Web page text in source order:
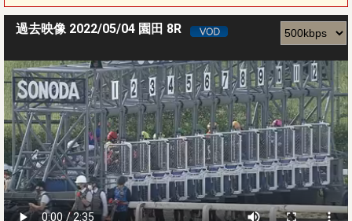
過去映像 2022/05/04 園田 8R